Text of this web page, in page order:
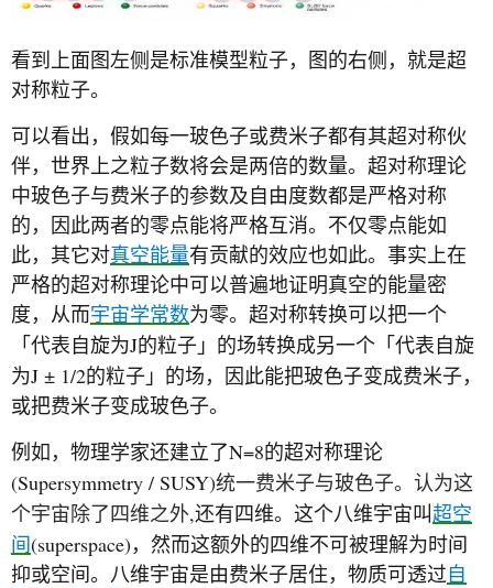
看到上面图左侧是标准模型粒子，图的右侧，就是超
对称粒子。
可以看出，假如每一玻色子或费米子都有其超对称伙
伴，世界上之粒子数将会是两倍的数量。超对称理论
中玻色子与费米子的参数及自由度数都是严格对称
的，因此两者的零点能将严格互消。不仅零点能如
此，其它对真空能量有贡献的效应也如此。事实上在
严格的超对称理论中可以普遍地证明真空的能量密
度，从而宇宙学常数为零。超对称转换可以把一个
「代表自旋为J的粒子」的场转换成另一个「代表自旋
为J ± 1/2的粒子」的场，因此能把玻色子变成费米子，
或把费米子变成玻色子。
例如，物理学家还建立了N=8的超对称理论
(Supersymmetry / SUSY)统一费米子与玻色子。认为这
个宇宙除了四维之外,还有四维。这个八维宇宙叫 超空
间 (superspace) ，然而这额外的四维不可被理解为时间
抑或空间。八维宇宙是由费米子居住，物质可透过 自